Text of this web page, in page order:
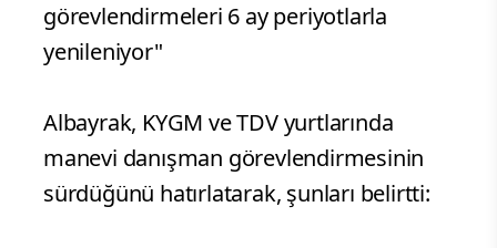
görevlendirmeleri 6 ay periyotlarla
yenileniyor"
Albayrak, KYGM ve TDV yurtlarında
manevi danışman görevlendirmesinin
sürdüğünü hatırlatarak, şunları belirtti: